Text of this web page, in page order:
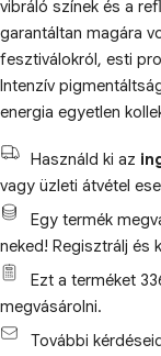
vibráló színek és a
garantáltan magára
fesztiválokról, esti
Intenzív
energia egyetlen
Használd ki az
vagy üzleti átvétel
Egy termék
neked! Regisztrálj és
Ezt a terméket
megvásárolni.
További